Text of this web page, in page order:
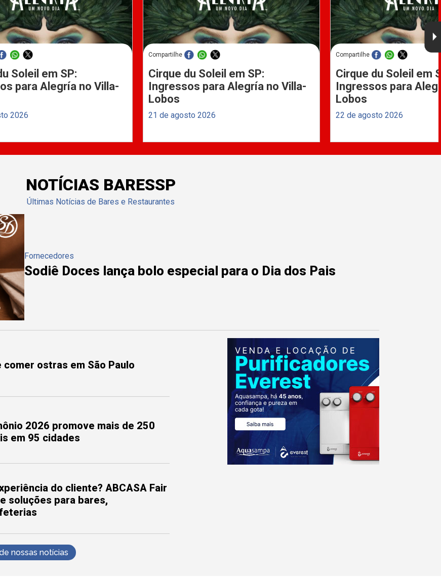
Soleil em SP:
para Alegría no Villa-
2026
Compartilhe
Cirque du Soleil em SP:
Ingressos para Alegría no Villa-
Lobos
21 de agosto 2026
Compartilhe
Cirque du Soleil em
Ingressos para
Lobos
22 de agosto 2026
NOTÍCIAS BARESSP
Últimas Notícias de Bares e Restaurantes
Fornecedores
Sodiê Doces lança bolo especial para o Dia dos Pais
comer ostras em São Paulo
2026 promove mais de 250
em 95 cidades
do cliente? ABCASA Fair
soluções para bares,
nossas notícias